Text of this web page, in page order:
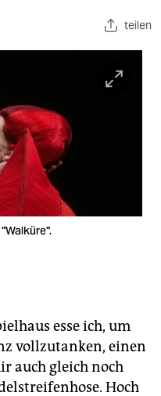
teilen
esse ich, um
vollzutanken, einen
auch gleich noch
Hoch